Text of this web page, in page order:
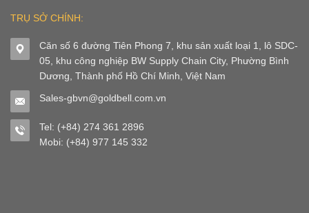
TRỤ SỞ CHÍNH:
Căn số 6 đường Tiên Phong 7, khu sản xuất loại 1, lô SDC-
05, khu công nghiệp BW Supply Chain City, Phường Bình
Dương, Thành phố Hồ Chí Minh, Việt Nam
Sales-gbvn@goldbell.com.vn
Tel: (+84) 274 361 2896
Mobi: (+84) 977 145 332